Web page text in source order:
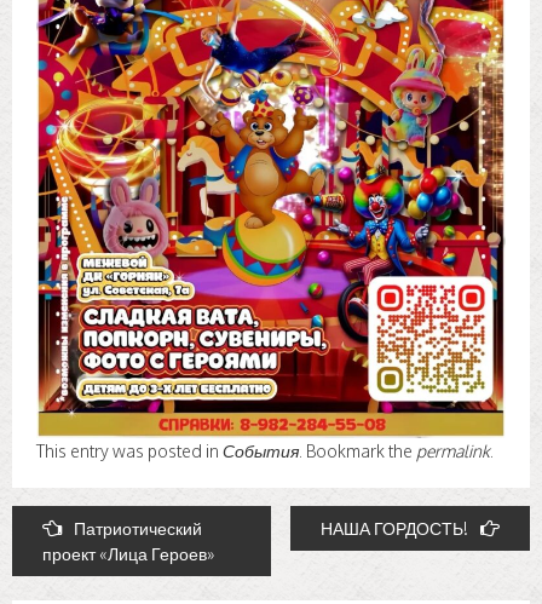
This entry was posted in События . Bookmark the permalink.
Post
navigation
Патриотический
проект «Лица Героев»
НАША ГОРДОСТЬ!